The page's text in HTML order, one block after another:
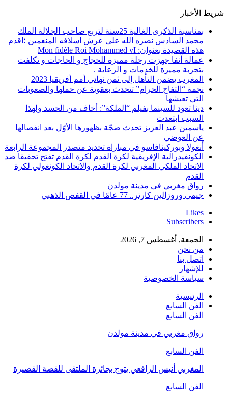
شريط الأخبار
بمناسبة الذكرى الغالية 25سنة لتربع صاحب الجلالة الملك
محمد السادس نصره الله على عرش اسلافه المنعمين ؛اقدم
هذه القصيدة بعنوان: Mon fidèle Roi Mohammed vI
عمالة آنفا جهزت رحلة مميزة للحجاج و الحاجات و تكلفت
بتجربة مميزة للخدمات و الرعاية .
المغرب يضمن التأهل إلى ثمن نهائي أمم أفريقيا 2023
نجمة “التفاح الحرام” تتحدث بعقوية عن حملها والصعوبات
التي تعيشها
دينا تعود للسينما بفيلم “الملكة”: أخاف من الحسد ولهذا
السبب ابتعدت
ياسمين عبد العزيز تحدث ضجّة بظهورها الأوّل بعد انفصالها
عن العوضي
أنغولا وبوركينافاسو في مباراة تحديد متصدر المجموعة الرابعة
الكونفيدرالية الإفريقية لكرة القدم لكرة القدم تفتح تحقيقا ضد
الاتحاد الملكي المغربي لكرة القدم والاتحاد الكونغولي لكرة
القدم
رواق مغربي في مدينة مولدن
جيمى وروزالين كارتر.. 77 عامًا في القفص الذهبي
Likes
Subscribers
الجمعة, أغسطس 7, 2026
من نحن
اتصل بنا
للإشهار
سياسة الخصوصية
الرئيسية
الفن السابع
الفن السابع
رواق مغربي في مدينة مولدن
الفن السابع
المغربي أنيس الرافعي يتوج بجائزة الملتقى للقصة القصيرة
الفن السابع